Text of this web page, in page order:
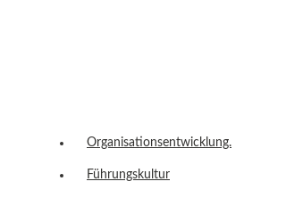
Organisationsentwicklung.
Führungskultur